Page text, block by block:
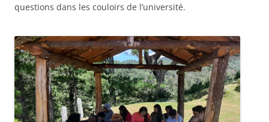
questions dans les couloirs de l’université.